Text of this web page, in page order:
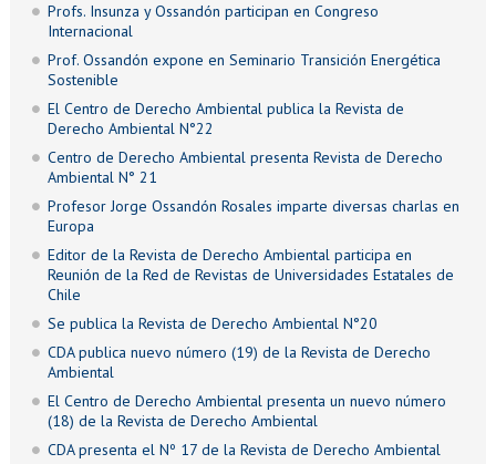
Profs. Insunza y Ossandón participan en Congreso
Internacional
Prof. Ossandón expone en Seminario Transición Energética
Sostenible
El Centro de Derecho Ambiental publica la Revista de
Derecho Ambiental N°22
Centro de Derecho Ambiental presenta Revista de Derecho
Ambiental N° 21
Profesor Jorge Ossandón Rosales imparte diversas charlas en
Europa
Editor de la Revista de Derecho Ambiental participa en
Reunión de la Red de Revistas de Universidades Estatales de
Chile
Se publica la Revista de Derecho Ambiental N°20
CDA publica nuevo número (19) de la Revista de Derecho
Ambiental
El Centro de Derecho Ambiental presenta un nuevo número
(18) de la Revista de Derecho Ambiental
CDA presenta el Nº 17 de la Revista de Derecho Ambiental